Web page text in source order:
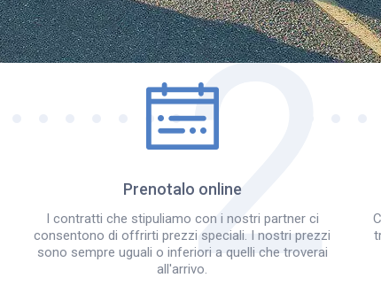
Come funziona?
Prenotalo online
I contratti che stipuliamo con i nostri partner ci
consentono di offrirti prezzi speciali. I nostri prezzi
sono sempre uguali o inferiori a quelli che troverai
all'arrivo.